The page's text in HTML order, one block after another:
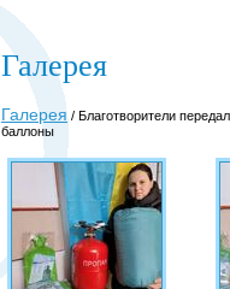
Галерея
Галерея / Благотворители
баллоны